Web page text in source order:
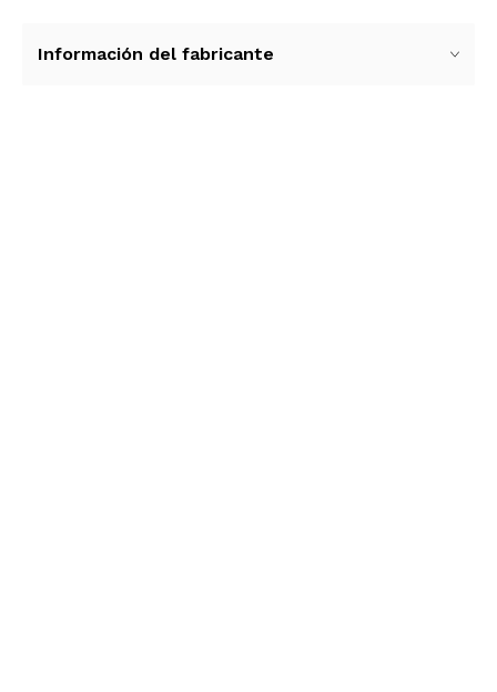
perfectamente a cualquier estilo de decoración,
Información del fabricante